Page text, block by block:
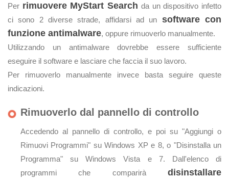
Per rimuovere MyStart Search da un dispositivo infetto
ci sono 2 diverse strade, affidarsi ad un software con
funzione antimalware, oppure rimuoverlo manualmente.
Utilizzando un antimalware dovrebbe essere sufficiente
eseguire il software e lasciare che faccia il suo lavoro.
Per rimuoverlo manualmente invece basta seguire queste
indicazioni.
Rimuoverlo dal pannello di controllo
Accedendo al pannello di controllo, e poi su "Aggiungi o
Rimuovi Programmi" su Windows XP e 8, o "Disinstalla un
Programma" su Windows Vista e 7. Dall'elenco di
programmi che comparirà disinstallare